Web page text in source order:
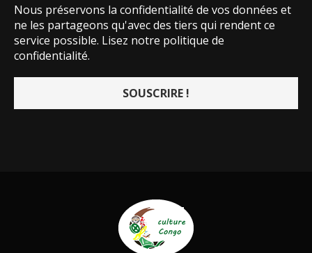
Nous préservons la confidentialité de vos données et
ne les partageons qu'avec des tiers qui rendent ce
service possible. Lisez notre politique de
confidentialité.